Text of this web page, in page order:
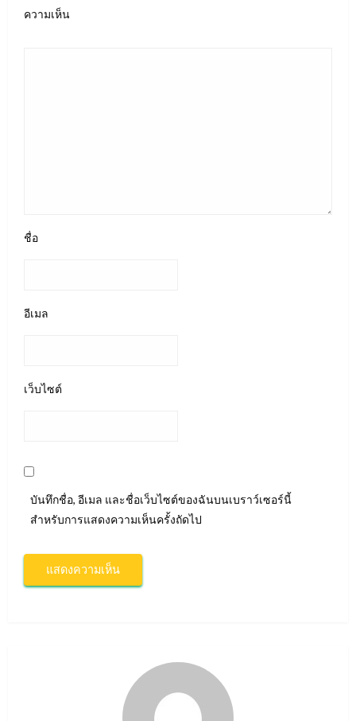
ความเห็น
ชื่อ
อีเมล
เว็บไซต์
บันทึกชื่อ, อีเมล และชื่อเว็บไซต์ของฉันบนเบราว์เซอร์นี้
สำหรับการแสดงความเห็นครั้งถัดไป